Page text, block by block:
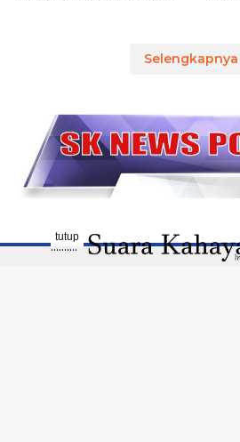
Selengkapnya
tutup
..........